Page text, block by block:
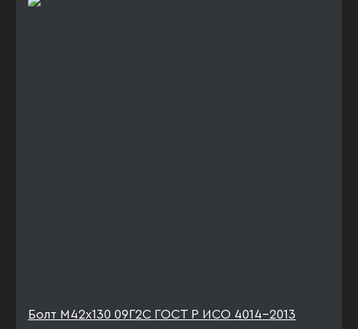
Болт М42х130 09Г2С ГОСТ Р ИСО 4014-2013